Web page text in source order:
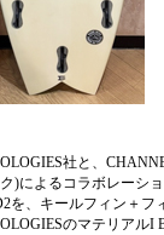
社と、
)によるコラボレーシ
を、キールフィン＋
のマテリアルI